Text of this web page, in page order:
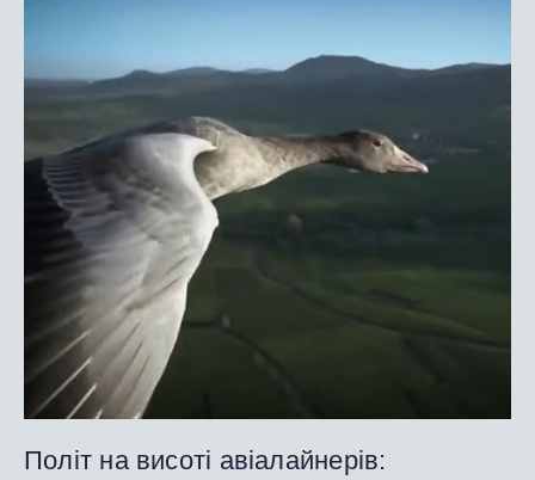
Політ на висоті авіалайнерів: